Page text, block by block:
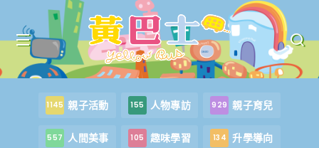
1145 親子活動 155 人物專訪 929 親子育兒
557 人間美事 105 趣味學習 134 升學導向